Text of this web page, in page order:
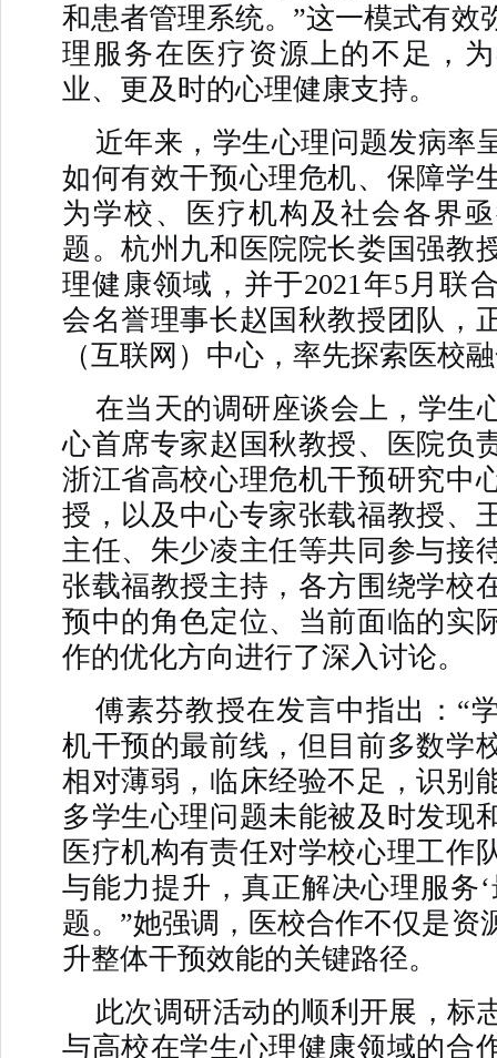
和患者管理系统。”这一模式有效
理服务在医疗资源上的不足，
业、更及时的心理健康支持。
近年来，学生心理问题发病率
如何有效干预心理危机、保障学
为学校、医疗机构及社会各界
题。杭州九和医院院长娄国强教
理健康领域，并于2021年5月联
会名誉理事长赵国秋教授团队，
（互联网）中心，率先探索医校
在当天的调研座谈会上，学生
心首席专家赵国秋教授、医院负
浙江省高校心理危机干预研究中
授，以及中心专家张载福教授、
主任、朱少凌主任等共同参与接
张载福教授主持，各方围绕学校
预中的角色定位、当前面临的实
作的优化方向进行了深入讨论。
傅素芬教授在发言中指出：“
机干预的最前线，但目前多数学
相对薄弱，临床经验不足，识别
多学生心理问题未能被及时发现
医疗机构有责任对学校心理工作
与能力提升，真正解决心理服务
题。”她强调，医校合作不仅是资
升整体干预效能的关键路径。
此次调研活动的顺利开展，标
与高校在学生心理健康领域的合